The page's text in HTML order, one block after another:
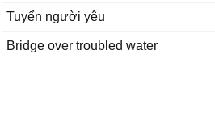
Tuyển người yêu
Bridge over troubled water